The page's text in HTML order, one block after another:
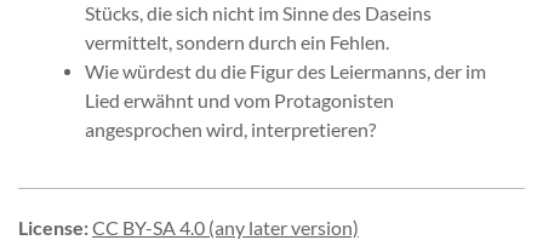
Stücks, die sich nicht im Sinne des Daseins
vermittelt, sondern durch ein Fehlen.
Wie würdest du die Figur des Leiermanns, der im
Lied erwähnt und vom Protagonisten
angesprochen wird, interpretieren?
License:CC BY-SA 4.0 (any later version)